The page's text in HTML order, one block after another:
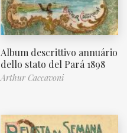
Album descrittivo annuário
dello stato del Pará 1898
Arthur Caccavoni